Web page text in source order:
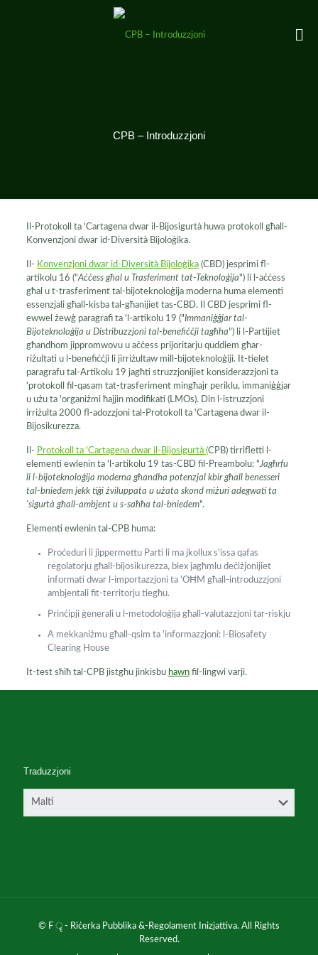
CPB – Introduzzjoni
Il-Protokoll ta 'Cartagena dwar il-Bijosigurtà huwa protokoll għall-
Konvenzjoni dwar id-Diversità Bijoloġika.
Il- Konvenzjoni dwar id-Diversità Bijoloġika(CBD) jesprimi fl-
artikolu 16 ("Aċċess għal u Trasferiment tat-Teknoloġija") li l-aċċess
għal u t-trasferiment tal-bijoteknoloġija moderna huma elementi
essenzjali għall-kisba tal-għanijiet tas-CBD. Il CBD jesprimi fl-
ewwel żewġ paragrafi ta 'l-artikolu 19 ("Immaniġġjar tal-
Bijoteknoloġija u Distribuzzjoni tal-benefiċċji tagħha") li l-Partijiet
għandhom jippromwovu u aċċess prijoritarju quddiem għar-
riżultati u l-benefiċċji li jirriżultaw mill-bijoteknoloġiji. It-tielet
paragrafu tal-Artikolu 19 jagħti struzzjonijiet konsiderazzjoni ta
'protokoll fil-qasam tat-trasferiment mingħajr periklu, immaniġġjar
u użu ta 'organiżmi ħajjin modifikati (LMOs). Din l-istruzzjoni
irriżulta 2000 fl-adozzjoni tal-Protokoll ta 'Cartagena dwar il-
Bijosikurezza.
Il- Protokoll ta 'Cartagena dwar il-Bijosigurtà (CPB) tirrifletti l-
elementi ewlenin ta 'l-artikolu 19 tas-CBD fil-Preambolu: "Jagħrfu
li l-bijoteknoloġija moderna għandha potenzjal kbir għall benesseri
tal-bniedem jekk tiġi żviluppata u użata skond miżuri adegwati ta
'sigurtà għall-ambjent u s-saħħa tal-bniedem".
Elementi ewlenin tal-CPB huma:
Proċeduri li jippermettu Parti li ma jkollux s'issa qafas
regolatorju għall-bijosikurezza, biex jagħmlu deċiżjonijiet
informati dwar l-importazzjoni ta 'OĦM għall-introduzzjoni
ambjentali fit-territorju tiegħu.
Prinċipji ġenerali u l-metodoloġija għall-valutazzjoni tar-riskju
A mekkaniżmu għall-qsim ta 'informazzjoni: l-Biosafety
Clearing House
It-test sħiħ tal-CPB jistgħu jinkisbu hawnfil-lingwi varji.
Traduzzjoni
© F ॄ - Riċerka Pubblika &-Regolament Inizjattiva. All Rights
Reserved.